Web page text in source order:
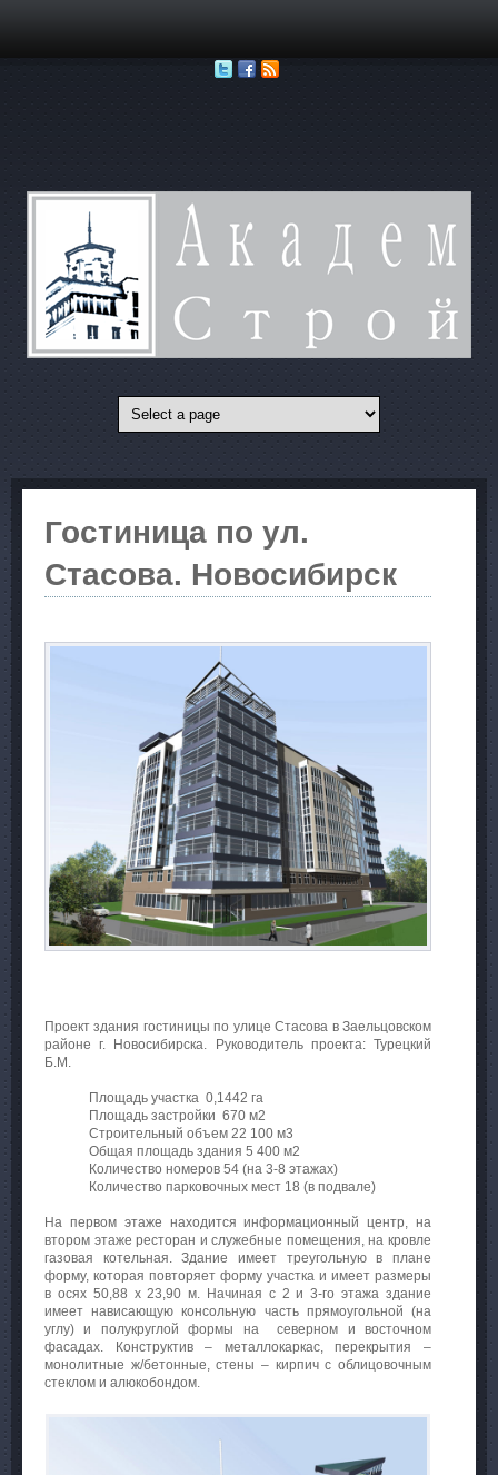
Гостиница по ул.
Стасова. Новосибирск
Проект здания гостиницы по улице Стасова в Заельцовском
районе г. Новосибирска. Руководитель проекта: Турецкий
Б.М.
Площадь участка 0,1442 га
Площадь застройки 670 м2
Строительный объем 22 100 м3
Общая площадь здания 5 400 м2
Количество номеров 54 (на 3-8 этажах)
Количество парковочных мест 18 (в подвале)
На первом этаже находится информационный центр, на
втором этаже ресторан и служебные помещения, на кровле
газовая котельная. Здание имеет треугольную в плане
форму, которая повторяет форму участка и имеет размеры
в осях 50,88 х 23,90 м. Начиная с 2 и 3-го этажа здание
имеет нависающую консольную часть прямоугольной (на
углу) и полукруглой формы на северном и восточном
фасадах. Конструктив – металлокаркас, перекрытия –
монолитные ж/бетонные, стены – кирпич с облицовочным
стеклом и алюкобондом.